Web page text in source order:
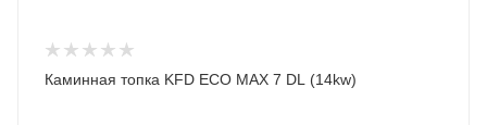
Каминная топка KFD ECO MAX 7 DL (14kw)